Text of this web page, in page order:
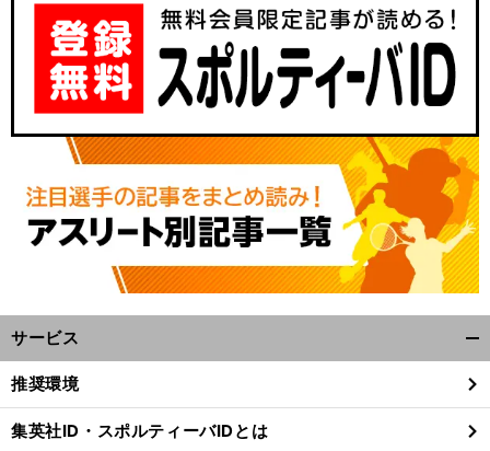
サービス
閉
る
推奨環境
集英社ID・スポルティーバIDとは